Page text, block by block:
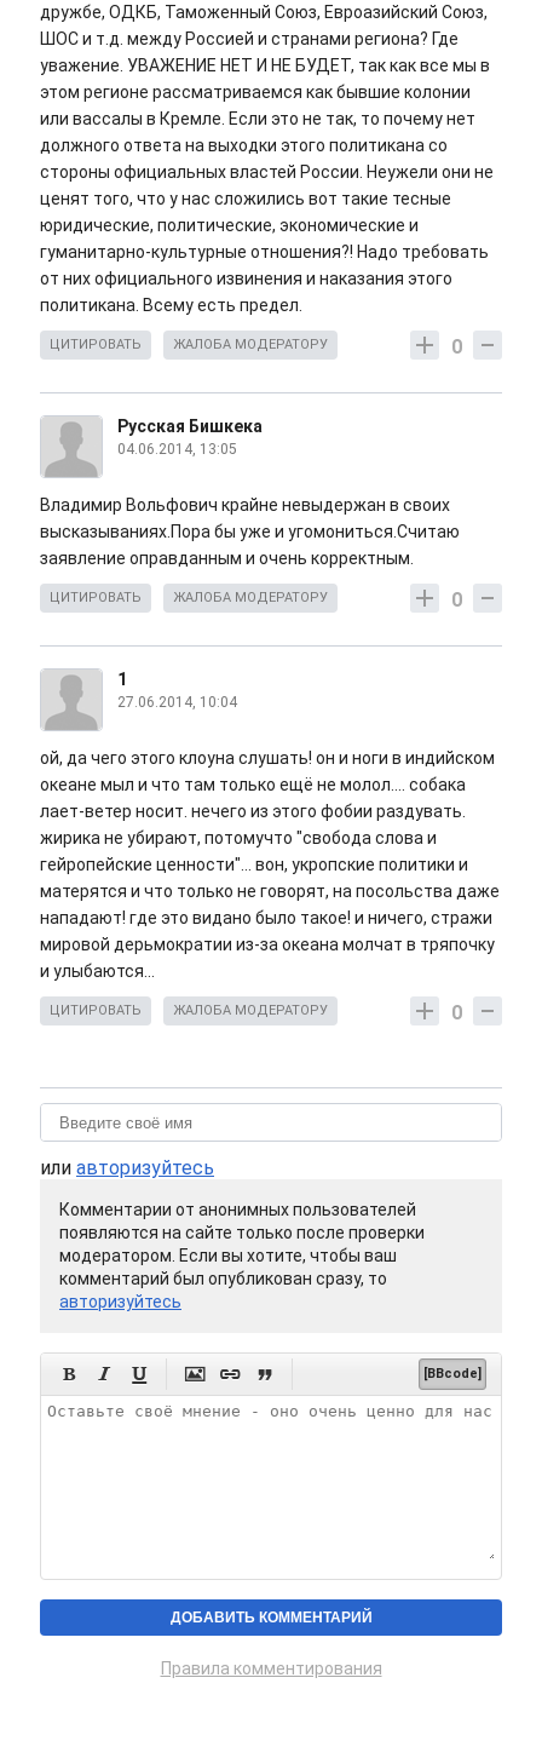
дружбе, ОДКБ, Таможенный Союз, Евроазийский Союз,
ШОС и т.д. между Россией и странами региона? Где
уважение. УВАЖЕНИЕ НЕТ И НЕ БУДЕТ, так как все мы в
этом регионе рассматриваемся как бывшие колонии
или вассалы в Кремле. Если это не так, то почему нет
должного ответа на выходки этого политикана со
стороны официальных властей России. Неужели они не
ценят того, что у нас сложились вот такие тесные
юридические, политические, экономические и
гуманитарно-культурные отношения?! Надо требовать
от них официального извинения и наказания этого
политикана. Всему есть предел.
0
ЦИТИРОВАТЬ ЖАЛОБА МОДЕРАТОРУ
Русская Бишкека
04.06.2014, 13:05
Владимир Вольфович крайне невыдержан в своих
высказываниях.Пора бы уже и угомониться.Считаю
заявление оправданным и очень корректным.
0
ЦИТИРОВАТЬ ЖАЛОБА МОДЕРАТОРУ
1
27.06.2014, 10:04
ой, да чего этого клоуна слушать! он и ноги в индийском
океане мыл и что там только ещё не молол.... собака
лает-ветер носит. нечего из этого фобии раздувать.
жирика не убирают, потомучто "свобода слова и
гейропейские ценности"... вон, укропские политики и
матерятся и что только не говорят, на посольства даже
нападают! где это видано было такое! и ничего, стражи
мировой дерьмократии из-за океана молчат в тряпочку
и улыбаются...
0
ЦИТИРОВАТЬ ЖАЛОБА МОДЕРАТОРУ
или авторизуйтесь
Комментарии от анонимных пользователей
появляются на сайте только после проверки
модератором. Если вы хотите, чтобы ваш
комментарий был опубликован сразу, то
авторизуйтесь
      [BBcode]
Правила комментирования